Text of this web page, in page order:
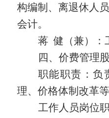
构编制、离退休人
会计。
蒋 健（兼）：
四、价费管理股
职能职责：负
理、价格体制改革等
工作人员岗位职